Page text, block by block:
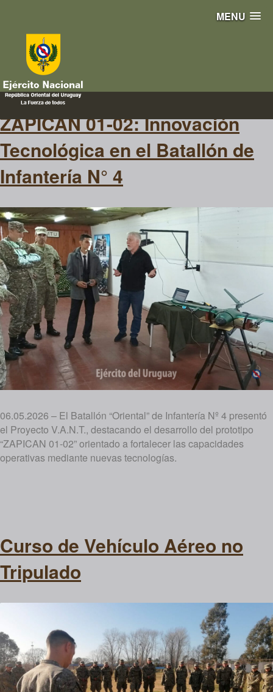
MENU
dron
ZAPICAN 01-02: Innovación
Tecnológica en el Batallón de
Infantería N° 4
06.05.2026 – El Batallón “Oriental” de Infantería Nº 4 presentó
el Proyecto V.A.N.T., destacando el desarrollo del prototipo
“ZAPICAN 01-02” orientado a fortalecer las capacidades
operativas mediante nuevas tecnologías.
Curso de Vehículo Aéreo no
Tripulado